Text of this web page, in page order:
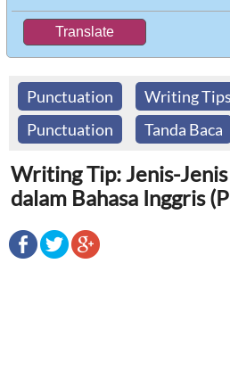
Punctuation Writing Tips
Punctuation
Tanda Baca
Writing Tip: Jenis-Jenis
dalam Bahasa Inggris